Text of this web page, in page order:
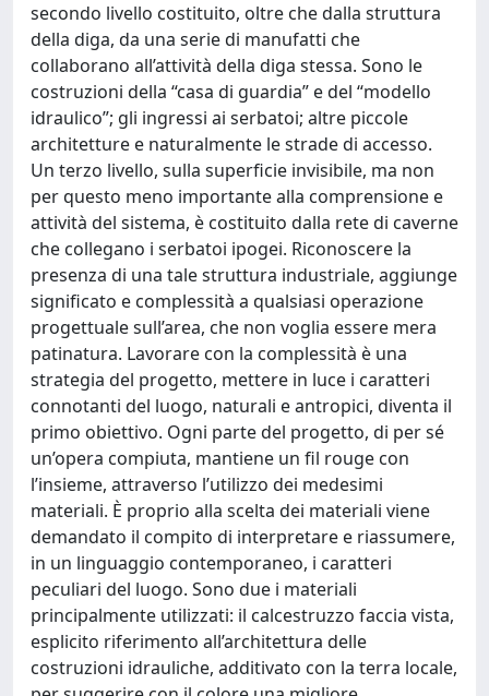
secondo livello costituito, oltre che dalla struttura
della diga, da una serie di manufatti che
collaborano all’attività della diga stessa. Sono le
costruzioni della “casa di guardia” e del “modello
idraulico”; gli ingressi ai serbatoi; altre piccole
architetture e naturalmente le strade di accesso.
Un terzo livello, sulla superficie invisibile, ma non
per questo meno importante alla comprensione e
attività del sistema, è costituito dalla rete di caverne
che collegano i serbatoi ipogei. Riconoscere la
presenza di una tale struttura industriale, aggiunge
significato e complessità a qualsiasi operazione
progettuale sull’area, che non voglia essere mera
patinatura. Lavorare con la complessità è una
strategia del progetto, mettere in luce i caratteri
connotanti del luogo, naturali e antropici, diventa il
primo obiettivo. Ogni parte del progetto, di per sé
un’opera compiuta, mantiene un fil rouge con
l’insieme, attraverso l’utilizzo dei medesimi
materiali. È proprio alla scelta dei materiali viene
demandato il compito di interpretare e riassumere,
in un linguaggio contemporaneo, i caratteri
peculiari del luogo. Sono due i materiali
principalmente utilizzati: il calcestruzzo faccia vista,
esplicito riferimento all’architettura delle
costruzioni idrauliche, additivato con la terra locale,